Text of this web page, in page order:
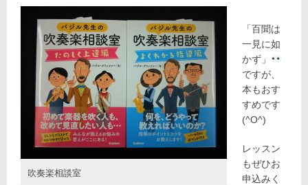
吹奏楽相談室
「百聞は
一見に如
かず」
ですが、
本もおす
すめです
(^O^)
レッスン
もぜひお
申込みく